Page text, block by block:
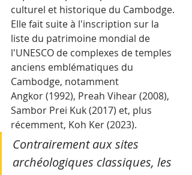
culturel et historique du Cambodge.
Elle fait suite à l'inscription sur la
liste du patrimoine mondial de
l'UNESCO de complexes de temples
anciens emblématiques du
Cambodge, notamment
Angkor (1992), Preah Vihear (2008),
Sambor Prei Kuk (2017) et, plus
récemment, Koh Ker (2023).
Contrairement aux sites
archéologiques classiques, les